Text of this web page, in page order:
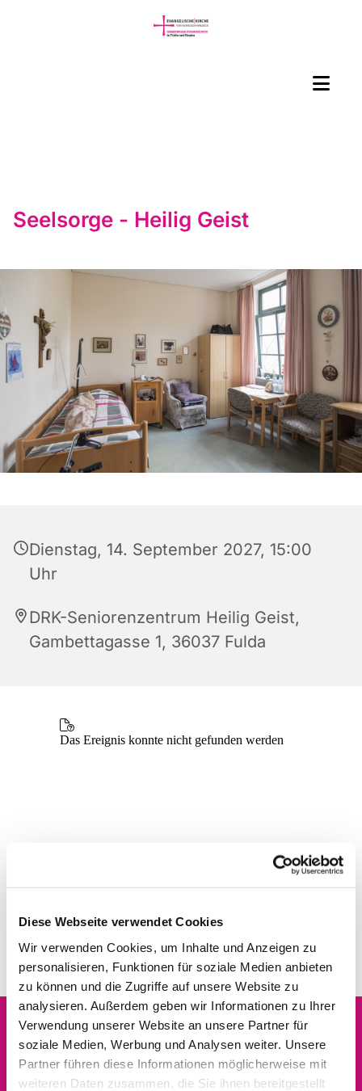
Diese Webseite verwendet Cookies
Wir verwenden Cookies, um Inhalte und Anzeigen zu
personalisieren, Funktionen für soziale Medien anbieten
zu können und die Zugriffe auf unsere Website zu
analysieren. Außerdem geben wir Informationen zu Ihrer
Verwendung unserer Website an unsere Partner für
soziale Medien, Werbung und Analysen weiter. Unsere
Partner führen diese Informationen möglicherweise mit
weiteren Daten zusammen, die Sie ihnen bereitgestellt
Seelsorge - Heilig Geist
Dienstag, 14. September 2027, 15:00
Uhr
DRK-Seniorenzentrum Heilig Geist,
Gambettagasse 1, 36037 Fulda
Dies könnte Sie auch
interessieren